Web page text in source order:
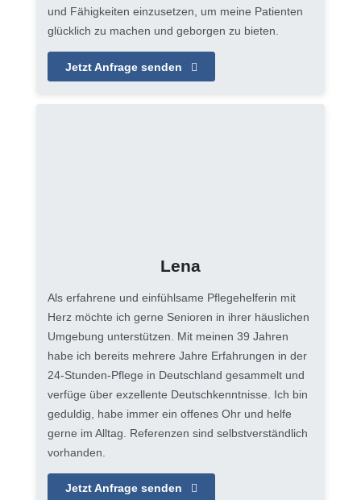
und Fähigkeiten einzusetzen, um meine Patienten
glücklich zu machen und geborgen zu bieten.
Jetzt Anfrage senden
Lena
Als erfahrene und einfühlsame Pflegehelferin mit
Herz möchte ich gerne Senioren in ihrer häuslichen
Umgebung unterstützen. Mit meinen 39 Jahren
habe ich bereits mehrere Jahre Erfahrungen in der
24-Stunden-Pflege in Deutschland gesammelt und
verfüge über exzellente Deutschkenntnisse. Ich bin
geduldig, habe immer ein offenes Ohr und helfe
gerne im Alltag. Referenzen sind selbstverständlich
vorhanden.
Jetzt Anfrage senden